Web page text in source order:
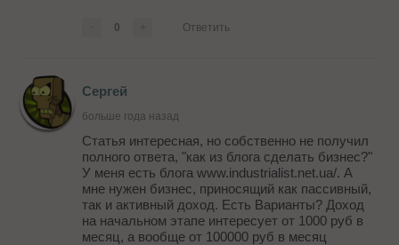
0 Ответить
Сергей
больше года назад
Статья интересная, но собственно не получил
полного ответа, "как из блога сделать бизнес?"
У меня есть блога www.industrialist.net.ua/. А
мне нужен бизнес, приносящий как пассивный,
так и активный доход. Есть Варианты? Доход
на начальном этапе интересует от 1000 руб в
месяц, а вообще от 100000 руб в месяц